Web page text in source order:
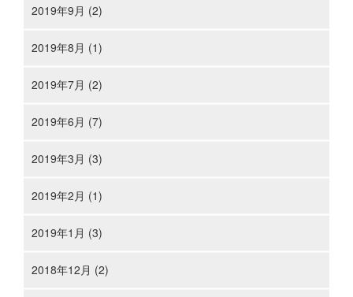
2019年9月 (2)
2019年8月 (1)
2019年7月 (2)
2019年6月 (7)
2019年3月 (3)
2019年2月 (1)
2019年1月 (3)
2018年12月 (2)